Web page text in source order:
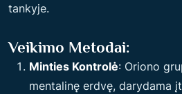
tankyje.
Veikimo Metodai:
Minties Kontrolė: Oriono
mentalinę erdvę, darydama